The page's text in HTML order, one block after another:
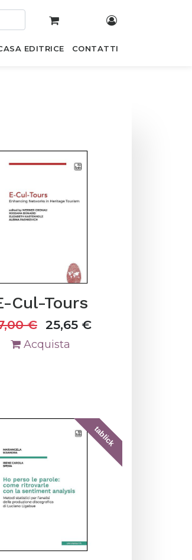
EDITRICE CONTATTI
Cul-Tours
€ 25,65 €
Acquista
tablick